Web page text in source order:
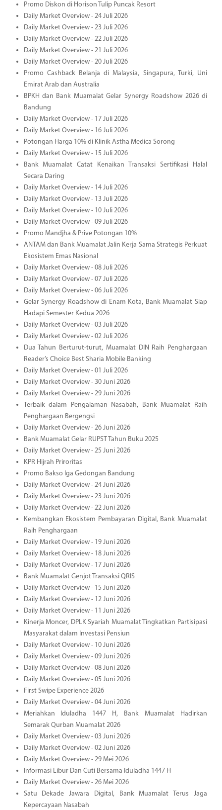
Promo Diskon di Horison Tulip Puncak Resort
Daily Market Overview - 24 Juli 2026
Daily Market Overview - 23 Juli 2026
Daily Market Overview - 22 Juli 2026
Daily Market Overview - 21 Juli 2026
Daily Market Overview - 20 Juli 2026
Promo Cashback Belanja di Malaysia, Singapura, Turki, Uni
Emirat Arab dan Australia
BPKH dan Bank Muamalat Gelar Synergy Roadshow 2026 di
Bandung
Daily Market Overview - 17 Juli 2026
Daily Market Overview - 16 Juli 2026
Potongan Harga 10% di Klinik Astha Medica Sorong
Daily Market Overview - 15 Juli 2026
Bank Muamalat Catat Kenaikan Transaksi Sertifikasi Halal
Secara Daring
Daily Market Overview - 14 Juli 2026
Daily Market Overview - 13 Juli 2026
Daily Market Overview - 10 Juli 2026
Daily Market Overview - 09 Juli 2026
Promo Mandjha & Prive Potongan 10%
ANTAM dan Bank Muamalat Jalin Kerja Sama Strategis Perkuat
Ekosistem Emas Nasional
Daily Market Overview - 08 Juli 2026
Daily Market Overview - 07 Juli 2026
Daily Market Overview - 06 Juli 2026
Gelar Synergy Roadshow di Enam Kota, Bank Muamalat Siap
Hadapi Semester Kedua 2026
Daily Market Overview - 03 Juli 2026
Daily Market Overview - 02 Juli 2026
Dua Tahun Berturut-turut, Muamalat DIN Raih Penghargaan
Reader’s Choice Best Sharia Mobile Banking
Daily Market Overview - 01 Juli 2026
Daily Market Overview - 30 Juni 2026
Daily Market Overview - 29 Juni 2026
Terbaik dalam Pengalaman Nasabah, Bank Muamalat Raih
Penghargaan Bergengsi
Daily Market Overview - 26 Juni 2026
Bank Muamalat Gelar RUPST Tahun Buku 2025
Daily Market Overview - 25 Juni 2026
KPR Hijrah Priroritas
Promo Bakso Iga Gedongan Bandung
Daily Market Overview - 24 Juni 2026
Daily Market Overview - 23 Juni 2026
Daily Market Overview - 22 Juni 2026
Kembangkan Ekosistem Pembayaran Digital, Bank Muamalat
Raih Penghargaan
Daily Market Overview - 19 Juni 2026
Daily Market Overview - 18 Juni 2026
Daily Market Overview - 17 Juni 2026
Bank Muamalat Genjot Transaksi QRIS
Daily Market Overview - 15 Juni 2026
Daily Market Overview - 12 Juni 2026
Daily Market Overview - 11 Juni 2026
Kinerja Moncer, DPLK Syariah Muamalat Tingkatkan Partisipasi
Masyarakat dalam Investasi Pensiun
Daily Market Overview - 10 Juni 2026
Daily Market Overview - 09 Juni 2026
Daily Market Overview - 08 Juni 2026
Daily Market Overview - 05 Juni 2026
First Swipe Experience 2026
Daily Market Overview - 04 Juni 2026
Meriahkan Iduladha 1447 H, Bank Muamalat Hadirkan
Semarak Qurban Muamalat 2026
Daily Market Overview - 03 Juni 2026
Daily Market Overview - 02 Juni 2026
Daily Market Overview - 29 Mei 2026
Informasi Libur Dan Cuti Bersama Iduladha 1447 H
Daily Market Overview - 26 Mei 2026
Satu Dekade Jawara Digital, Bank Muamalat Terus Jaga
Kepercayaan Nasabah